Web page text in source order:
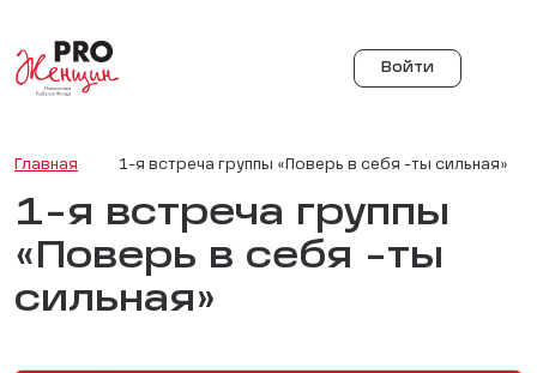
Войти
Главная 1-я встреча группы «Поверь в себя -ты сильная»
1-я встреча группы
«Поверь в себя -ты
сильная»